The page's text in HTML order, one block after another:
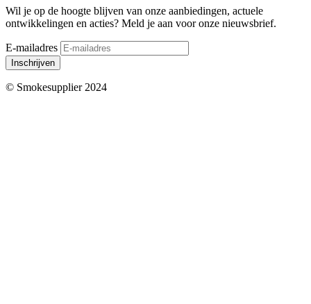
Wil je op de hoogte blijven van onze aanbiedingen, actuele
ontwikkelingen en acties? Meld je aan voor onze nieuwsbrief.
E-mailadres
Inschrijven
© Smokesupplier 2024